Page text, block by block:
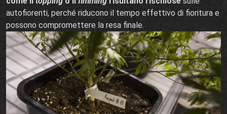
autofiorenti, perché riducono il tempo effettivo di fioritura e
possono compromettere la resa finale.